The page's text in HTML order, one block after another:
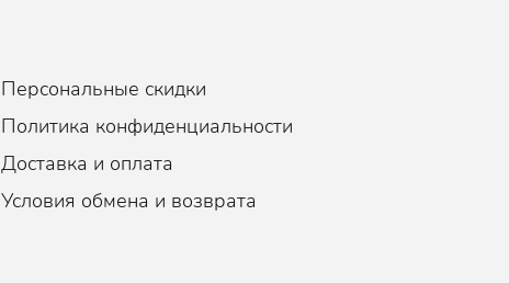
Персональные скидки
Политика конфиденциальности
Доставка и оплата
Условия обмена и возврата